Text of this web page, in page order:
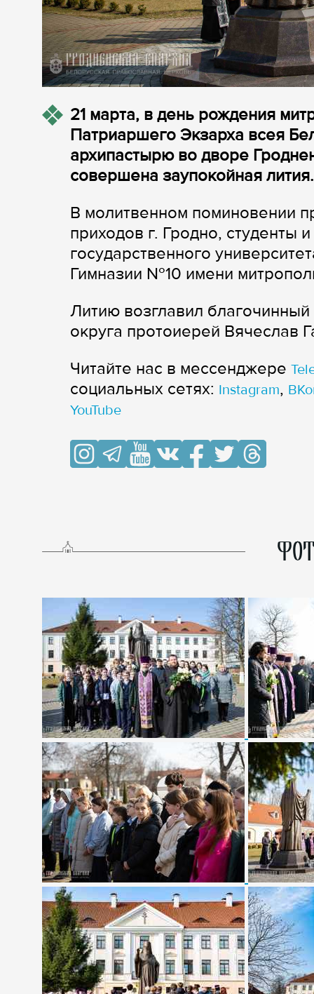
21 марта, в день рождения
Патриаршего Экзарха всея
архипастырю во дворе
совершена заупокойная лития.
В молитвенном поминовении
приходов г. Гродно, студенты
государственного
Гимназии №10 имени
Литию возглавил
округа протоиерей Вячеслав
Читайте нас в мессенджере
cоциальных сетях: Instagram,
YouTube